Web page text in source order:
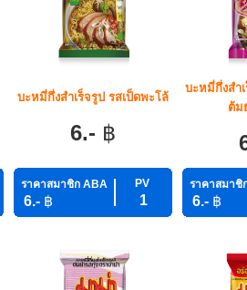
บะหมี่กึ่งสำเร็จรูป รสเป็ดพะโล้
6.- ฿
ราคาสมาชิก ABA PV
6.- ฿ 1
บะหมี่กึ่งสำ
ต้ม
ราคาสมาชิ
6.- ฿